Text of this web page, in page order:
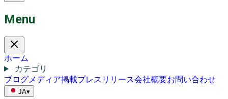
Menu
ホーム
カテゴリ
ブログメディア掲載プレスリリース会社概要お問い合わせ
JA▾